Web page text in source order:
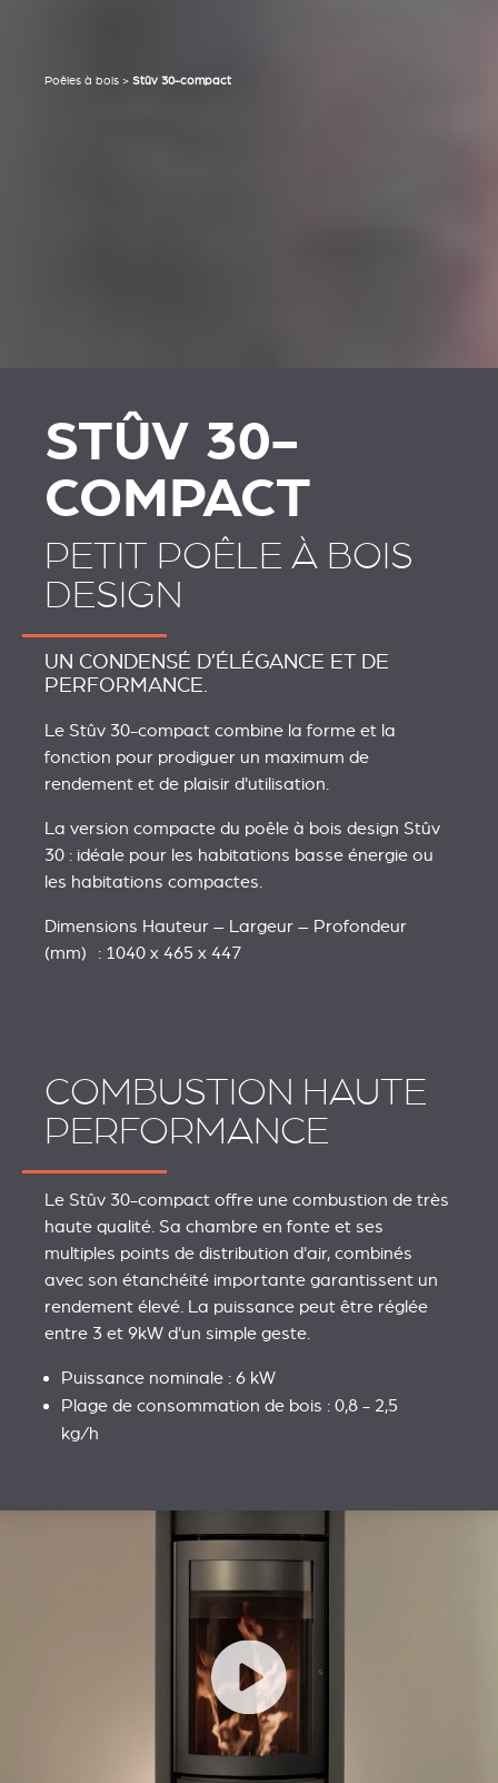
Poêles à bois > Stûv 30-compact
STÛV 30-
COMPACT
PETIT POÊLE À BOIS
DESIGN
UN CONDENSÉ D’ÉLÉGANCE ET DE
PERFORMANCE.
Le Stûv 30-compact combine la forme et la
fonction pour prodiguer un maximum de
rendement et de plaisir d'utilisation.
La version compacte du poêle à bois design Stûv
30 : idéale pour les habitations basse énergie ou
les habitations compactes.
Dimensions Hauteur – Largeur – Profondeur
(mm) : 1040 x 465 x 447
COMBUSTION HAUTE
PERFORMANCE
Le Stûv 30-compact offre une combustion de très
haute qualité. Sa chambre en fonte et ses
multiples points de distribution d'air, combinés
avec son étanchéité importante garantissent un
rendement élevé. La puissance peut être réglée
entre 3 et 9kW d'un simple geste.
Puissance nominale : 6 kW
Plage de consommation de bois : 0,8 - 2,5
kg/h